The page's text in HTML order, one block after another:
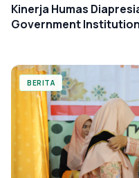
Kinerja Humas
Government
BERITA